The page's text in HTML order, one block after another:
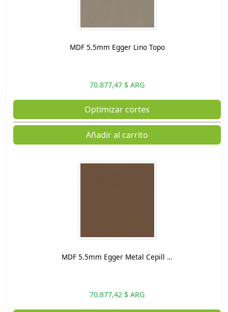
MDF 5.5mm Egger Lino Topo
70.877,47 $ ARG
Optimizar cortes
Añadir al carrito
MDF 5.5mm Egger Metal Cepill …
70.877,42 $ ARG